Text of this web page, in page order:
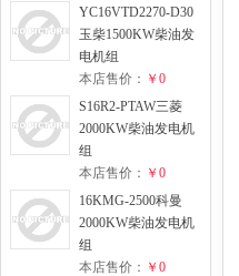
YC16VTD2270-D30
玉柴1500KW柴油发
电机组
本店售价： ￥0
S16R2-PTAW三菱
2000KW柴油发电机
组
本店售价： ￥0
16KMG-2500科曼
2000KW柴油发电机
组
本店售价： ￥0